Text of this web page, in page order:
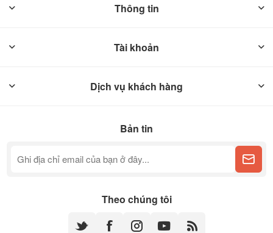
Thông tin
Tài khoản
Dịch vụ khách hàng
Bản tin
Theo chúng tôi